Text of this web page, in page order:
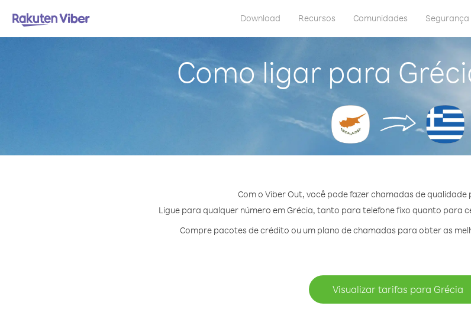
Download Recursos Comunidades Segurança
Como ligar para
Com o Viber Out, você pode fazer chamadas de qualidade
Ligue para qualquer número em Grécia, tanto para telefone fixo quanto para
Compre pacotes de crédito ou um plano de chamadas para obter as
Visualizar tarifas para Grécia